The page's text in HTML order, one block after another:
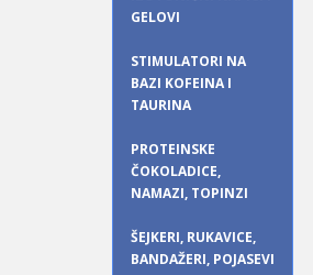
GELOVI
STIMULATORI NA
BAZI KOFEINA I
TAURINA
PROTEINSKE
ČOKOLADICE,
NAMAZI, TOPINZI
ŠEJKERI, RUKAVICE,
BANDAŽERI, POJASEVI